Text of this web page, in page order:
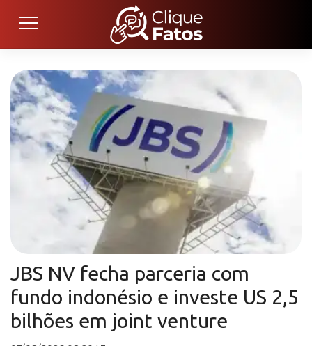
JBS NV fecha parceria com
fundo indonésio e investe US 2,5
bilhões em joint venture